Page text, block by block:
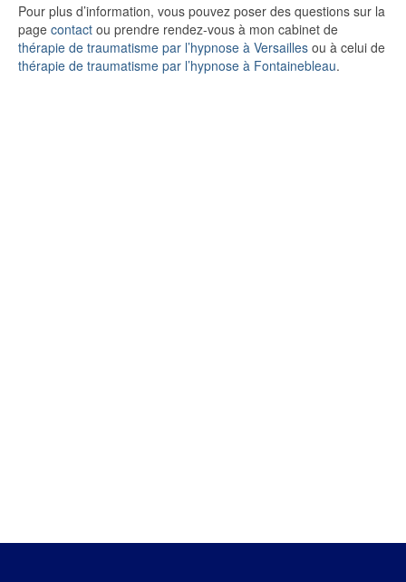
Pour plus d’information, vous pouvez poser des questions sur la
page contact ou prendre rendez-vous à mon cabinet de
thérapie de traumatisme par l’hypnose à Versailles ou à celui de
thérapie de traumatisme par l’hypnose à Fontainebleau.